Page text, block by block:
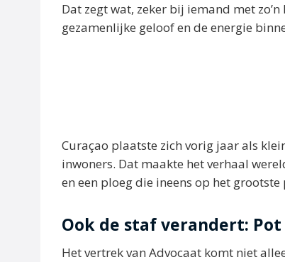
Dat zegt wat, zeker bij iemand met
gezamenlijke geloof en de energie
Curaçao plaatste zich vorig jaar als
inwoners. Dat maakte het verhaal
en een ploeg die ineens op het
Ook de staf verandert: Pot
Het vertrek van Advocaat komt niet